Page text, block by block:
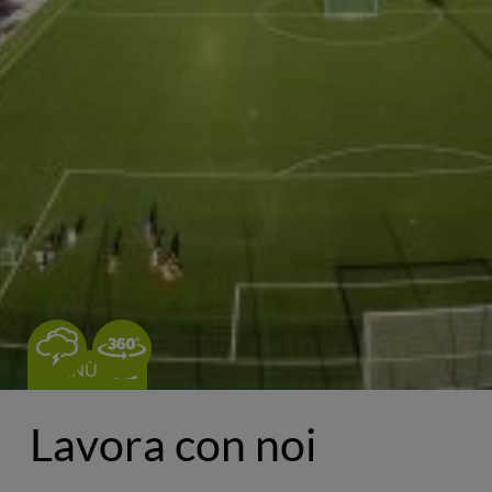
0
MENÙ
Lavora con noi